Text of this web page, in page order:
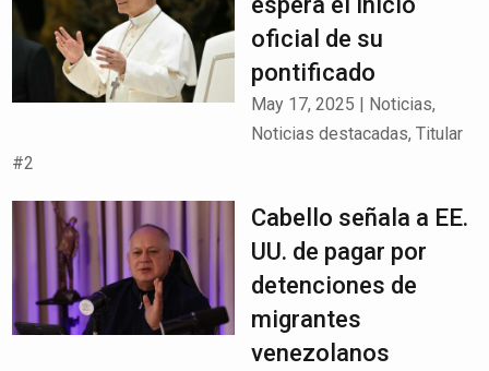
oficial de su
pontificado
May 17, 2025 | Noticias,
Noticias destacadas,Titular
#2
Cabello señala a EE.
UU. de pagar por
detenciones de
migrantes
venezolanos